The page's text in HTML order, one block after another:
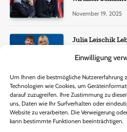
Einwilligung
Um Ihnen die bestmögliche Nutzererfahrung
Technologien wie Cookies, um
darauf zuzugreifen. Ihre Zustimmung zu
uns, Daten wie Ihr Surfverhalten oder
Website zu verarbeiten. Die Verweigerung
kann bestimmte Funktionen beeinträchtigen.
November 19, 2025
Julia Leischik
Lisa Eckhart
und öffentliche
November 15, 2025